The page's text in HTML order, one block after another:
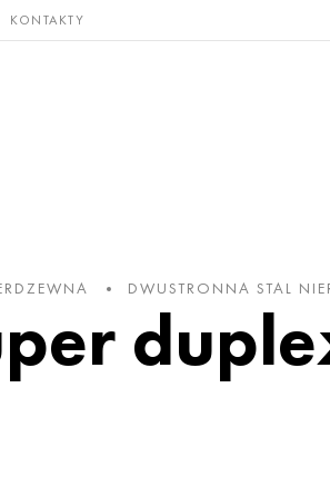
KONTAKTY
Rzadkie i Brąz,
DWUSTRONNA STAL